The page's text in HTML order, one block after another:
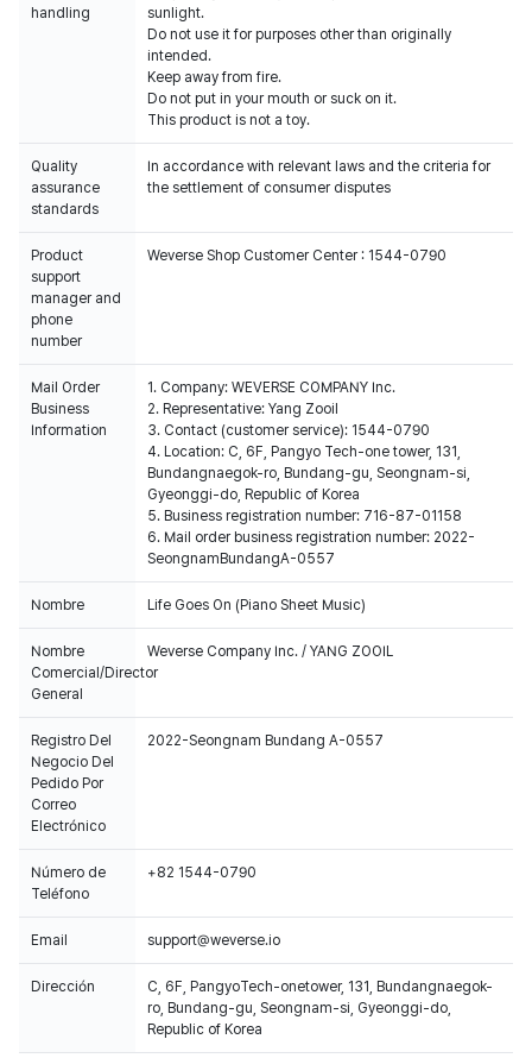
handling
sunlight.
Do not use it for purposes other than originally
intended.
Keep away from fire.
Do not put in your mouth or suck on it.
This product is not a toy.
Quality
assurance
standards
In accordance with relevant laws and the criteria for
the settlement of consumer disputes
Product
support
manager and
phone
number
Weverse Shop Customer Center : 1544-0790
Mail Order
Business
Information
1. Company: WEVERSE COMPANY Inc.
2. Representative: Yang Zooil
3. Contact (customer service): 1544-0790
4. Location: C, 6F, Pangyo Tech-one tower, 131,
Bundangnaegok-ro, Bundang-gu, Seongnam-si,
Gyeonggi-do, Republic of Korea
5. Business registration number: 716-87-01158
6. Mail order business registration number: 2022-
SeongnamBundangA-0557
Nombre Life Goes On (Piano Sheet Music)
Nombre
Comercial/Director
General
Weverse Company Inc. / YANG ZOOIL
Registro Del
Negocio Del
Pedido Por
Correo
Electrónico
2022-Seongnam Bundang A-0557
Número de
Teléfono
+82 1544-0790
Email support@weverse.io
Dirección
C, 6F, PangyoTech-onetower, 131, Bundangnaegok-
ro, Bundang-gu, Seongnam-si, Gyeonggi-do,
Republic of Korea